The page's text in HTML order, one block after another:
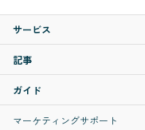
サービス
記事
ガイド
マーケティングサポート